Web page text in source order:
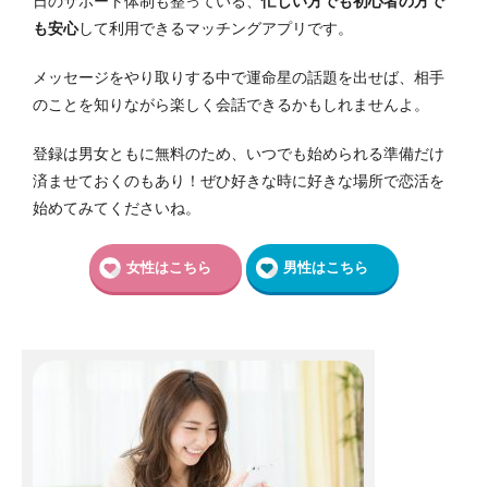
も安心して利用できるマッチングアプリです。
メッセージをやり取りする中で運命星の話題を出せば、相手
のことを知りながら楽しく会話できるかもしれませんよ。
登録は男女ともに無料のため、いつでも始められる準備だけ
済ませておくのもあり！ぜひ好きな時に好きな場所で恋活を
始めてみてくださいね。
女性はこちら 男性はこちら